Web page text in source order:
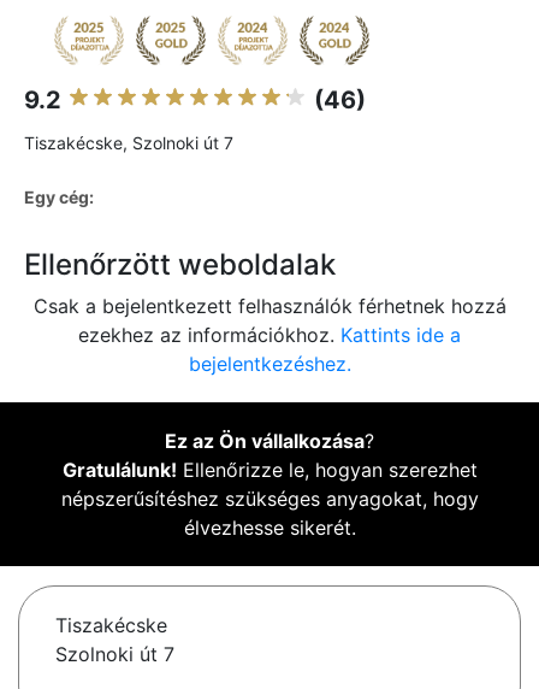
9.2 (46)
Tiszakécske, Szolnoki út 7
Egy cég:
Ellenőrzött weboldalak
Csak a bejelentkezett felhasználók férhetnek hozzá
ezekhez az információkhoz. Kattints ide a
bejelentkezéshez.
Ez az Ön vállalkozása?
Gratulálunk! Ellenőrizze le, hogyan szerezhet
népszerűsítéshez szükséges anyagokat, hogy
élvezhesse sikerét.
Tiszakécske
Szolnoki út 7